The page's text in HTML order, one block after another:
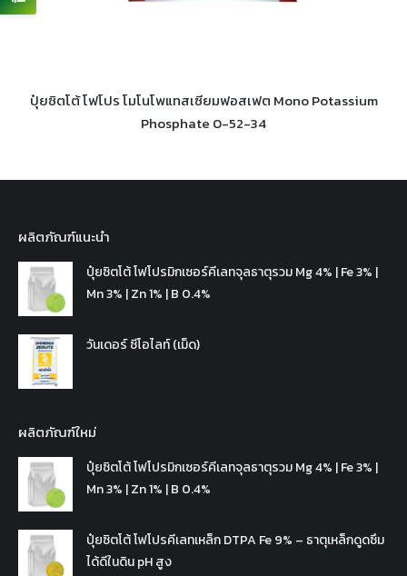
ปุ๋ยซิตโต้ โฟโปร โมโนโพแทสเซียมฟอสเฟต Mono Potassium
Phosphate 0-52-34
ผลิตภัณฑ์แนะนำ
ปุ๋ยซิตโต้ โฟโปรมิกเซอร์คีเลทจุลธาตุรวม Mg 4% | Fe 3% |
Mn 3% | Zn 1% | B 0.4%
วันเดอร์ ซีโอไลท์ (เม็ด)
ผลิตภัณฑ์ใหม่
ปุ๋ยซิตโต้ โฟโปรมิกเซอร์คีเลทจุลธาตุรวม Mg 4% | Fe 3% |
Mn 3% | Zn 1% | B 0.4%
ปุ๋ยซิตโต้ โฟโปรคีเลทเหล็ก DTPA Fe 9% – ธาตุเหล็กดูดซึม
ได้ดีในดิน pH สูง